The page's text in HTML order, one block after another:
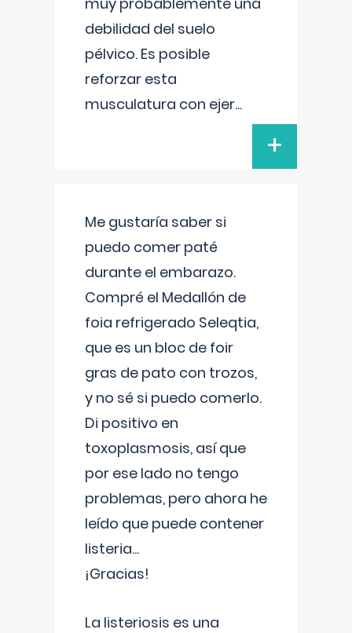
debilidad del suelo
pélvico. Es posible
reforzar esta
musculatura con ejer...
+
Me gustaría saber si
puedo comer paté
durante el embarazo.
Compré el Medallón de
foia refrigerado Seleqtia,
que es un bloc de foir
gras de pato con trozos,
y no sé si puedo comerlo.
Di positivo en
toxoplasmosis, así que
por ese lado no tengo
problemas, pero ahora he
leído que puede contener
listeria...
¡Gracias!
La listeriosis es una